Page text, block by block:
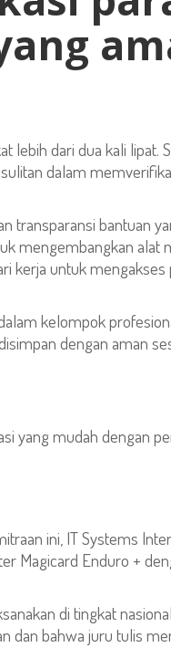
lebih dari dua kali lipat.
dalam
transparansi bantuan
mengembangkan alat
kerja untuk
kelompok
dengan aman
yang mudah dengan
ini, IT Systems
Magicard Enduro +
di tingkat
dan bahwa juru tulis